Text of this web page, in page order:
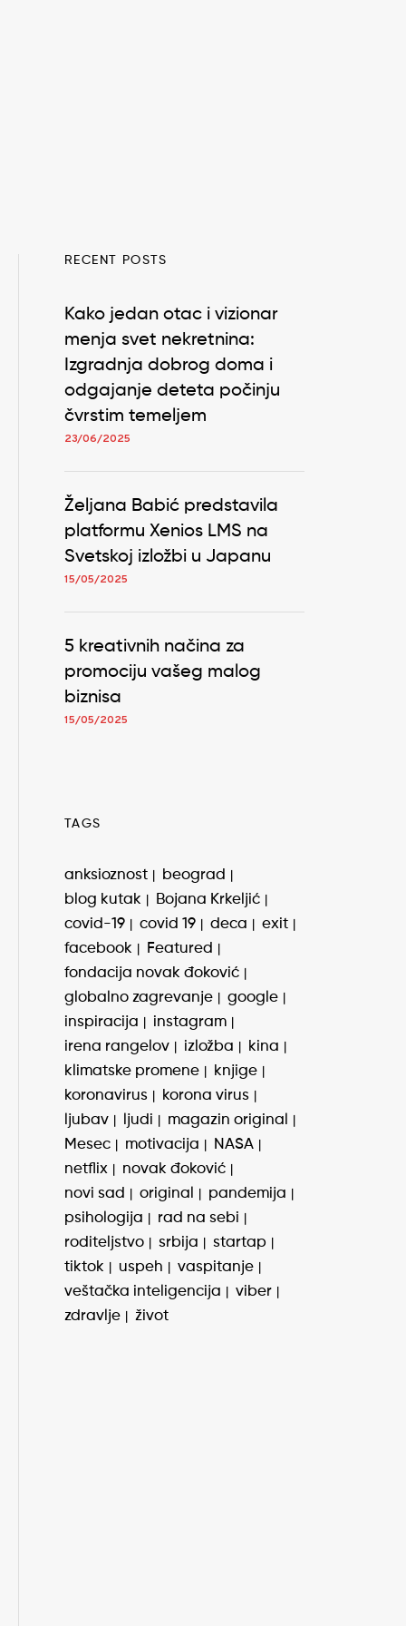
RECENT POSTS
Kako jedan otac i vizionar
menja svet nekretnina:
Izgradnja dobrog doma i
odgajanje deteta počinju
čvrstim temeljem
23/06/2025
Željana Babić predstavila
platformu Xenios LMS na
Svetskoj izložbi u Japanu
15/05/2025
5 kreativnih načina za
promociju vašeg malog
biznisa
15/05/2025
TAGS
anksioznost
beograd
blog kutak
Bojana Krkeljić
covid-19
covid 19 deca
exit
facebook
Featured
fondacija novak đoković
globalno zagrevanje
google
inspiracija
instagram
irena rangelov
izložba
kina
klimatske promene
knjige
koronavirus
korona virus
ljubav
ljudi
magazin original
Mesec
motivacija
NASA
netflix
novak đoković
novi sad
original
pandemija
psihologija
rad na sebi
roditeljstvo
srbija
startap
tiktok
uspeh
vaspitanje
veštačka inteligencija
viber
zdravlje
život